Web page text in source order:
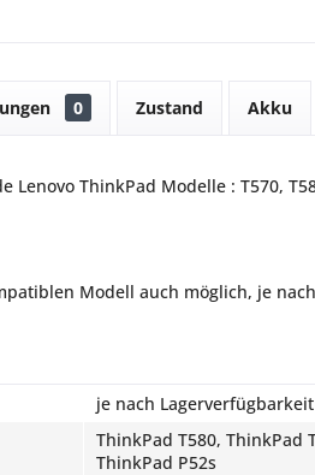
0 Zustand Akku
Lenovo ThinkPad Modelle : T570,
Modell auch möglich, je
je nach Lagerverfügbarkeit
ThinkPad T580, ThinkPad
ThinkPad P52s